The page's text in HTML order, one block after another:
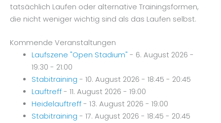
tatsächlich Laufen oder alternative Trainingsformen,
die nicht weniger wichtig sind als das Laufen selbst.
Kommende Veranstaltungen
Laufszene "Open Stadium" - 6. August 2026 -
19:30 - 21:00
Stabitraining - 10. August 2026 - 18:45 - 20:45
Lauftreff- 11. August 2026 - 19:00
Heidelauftreff- 13. August 2026 - 19:00
Stabitraining - 17. August 2026 - 18:45 - 20:45